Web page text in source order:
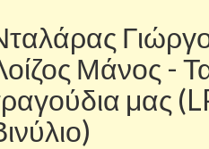
Μάνος -
μας